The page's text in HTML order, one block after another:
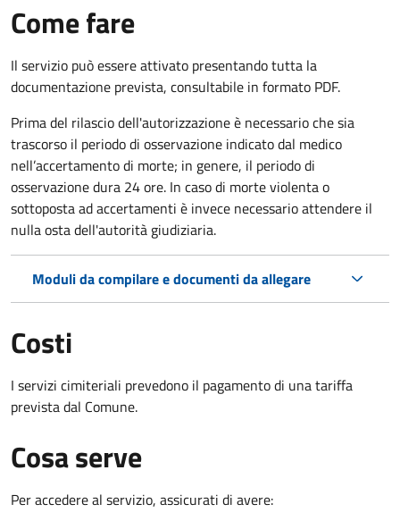
Come fare
Il servizio può essere attivato presentando tutta la
documentazione prevista, consultabile in formato PDF.
Prima del rilascio dell'autorizzazione è necessario che sia
trascorso il periodo di osservazione indicato dal medico
nell’accertamento di morte; in genere, il periodo di
osservazione dura 24 ore. In caso di morte violenta o
sottoposta ad accertamenti è invece necessario attendere il
nulla osta dell'autorità giudiziaria.
Moduli da compilare e documenti da allegare
Costi
I servizi cimiteriali prevedono il pagamento di una tariffa
prevista dal Comune.
Cosa serve
Per accedere al servizio, assicurati di avere: